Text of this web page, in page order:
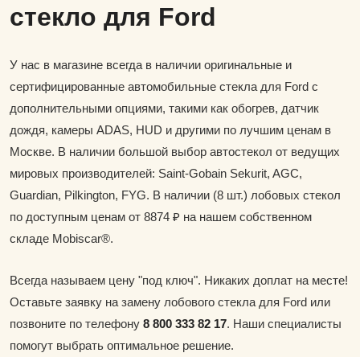
стекло для Ford
У нас в магазине всегда в наличии оригинальные и
сертифицированные автомобильные стекла для Ford с
дополнительными опциями, такими как обогрев, датчик
дождя, камеры ADAS, HUD и другими по лучшим ценам в
Москве. В наличии большой выбор автостекол от ведущих
мировых производителей: Saint-Gobain Sekurit, AGC,
Guardian, Pilkington, FYG. В наличии (8 шт.) лобовых стекол
по доступным ценам от 8874 ₽ на нашем собственном
складе Mobiscar®.
Всегда называем цену "под ключ". Никаких доплат на месте!
Оставьте заявку на замену лобового стекла для Ford или
позвоните по телефону 8 800 333 82 17. Наши специалисты
помогут выбрать оптимальное решение.